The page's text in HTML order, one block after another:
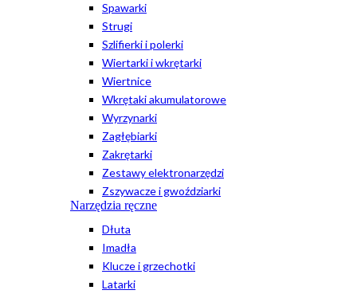
Spawarki
Strugi
Szlifierki i polerki
Wiertarki i wkrętarki
Wiertnice
Wkrętaki akumulatorowe
Wyrzynarki
Zagłębiarki
Zakrętarki
Zestawy elektronarzędzi
Zszywacze i gwoździarki
Narzędzia ręczne
Dłuta
Imadła
Klucze i grzechotki
Latarki